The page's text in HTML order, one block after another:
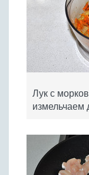
Лук с
измельчаем